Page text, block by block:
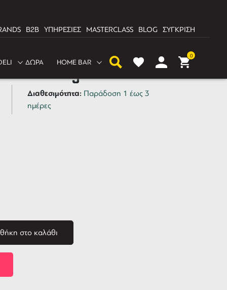
B2B ΥΠΗΡΕΣΙΕΣ MASTERCLASS BLOG ΣΥΓΚΡΙΣΗ
ΔΩΡΑ HOME BAR
0
Whiskey 700ml
Διαθεσιμότητα: Παράδοση 1 έως 3
ημέρες
στο καλάθι